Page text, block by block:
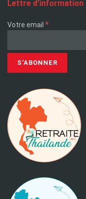
Lettre d’information
Votre email *